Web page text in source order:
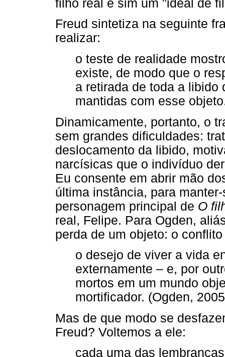
filho real e sim um "ideal de
Freud sintetiza na seguinte
realizar:
o teste de realidade
existe, de modo que o
a retirada de toda a libido
mantidas com esse
Dinamicamente, portanto, o
sem grandes dificuldades:
deslocamento da libido,
narcísicas que o indivíduo
Eu consente em abrir mão
última instância, para
personagem principal de O
real, Felipe. Para Ogden,
perda de um objeto: o
o desejo de viver a vida
externamente – e, por
mortos em um mundo
mortificador. (Ogden,
Mas de que modo se
Freud? Voltemos a ele:
cada uma das